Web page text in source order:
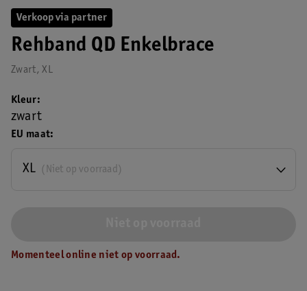
Verkoop via partner
Rehband QD Enkelbrace
Zwart, XL
EU maat
(Niet op voorraad)
XL
Kleur
zwart
Momenteel online niet op voorraad.